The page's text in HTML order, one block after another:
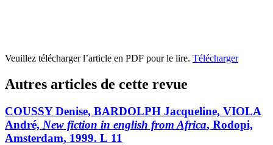
Veuillez télécharger l’article en PDF pour le lire. Télécharger
Autres articles de cette revue
COUSSY Denise, BARDOLPH Jacqueline, VIOLA
André, New fiction in english from Africa, Rodopi,
Amsterdam, 1999. L 11